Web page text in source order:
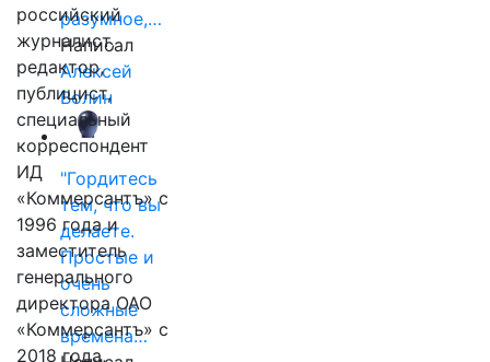
разумное,…
Написал
Алексей
Волин
"Гордитесь
тем, что вы
делаете.
Простые и
очень
сложные
времена…
российский
журналист,
редактор,
публицист,
специальный
корреспондент
ИД
«Коммерсантъ» с
1996 года и
заместитель
генерального
директора ОАО
«Коммерсантъ» с
2018 года,